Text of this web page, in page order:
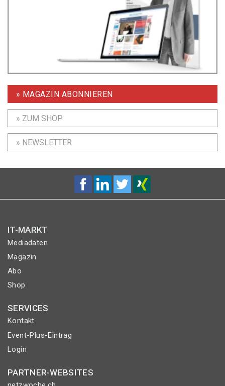
» MAGAZIN ABONNIEREN
» ZUM SHOP
» NEWSLETTER
IT-MARKT
Mediadaten
Magazin
Abo
Shop
SERVICES
Kontakt
Event-Plus-Eintrag
Login
PARTNER-WEBSITES